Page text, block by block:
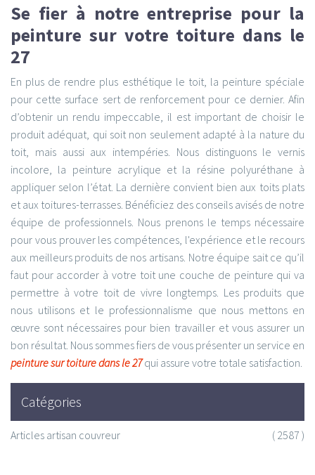
Se fier à notre entreprise pour la
peinture sur votre toiture dans le
27
En plus de rendre plus esthétique le toit, la peinture spéciale
pour cette surface sert de renforcement pour ce dernier. Afin
d’obtenir un rendu impeccable, il est important de choisir le
produit adéquat, qui soit non seulement adapté à la nature du
toit, mais aussi aux intempéries. Nous distinguons le vernis
incolore, la peinture acrylique et la résine polyuréthane à
appliquer selon l’état. La dernière convient bien aux toits plats
et aux toitures-terrasses. Bénéficiez des conseils avisés de notre
équipe de professionnels. Nous prenons le temps nécessaire
pour vous prouver les compétences, l'expérience et le recours
aux meilleurs produits de nos artisans. Notre équipe sait ce qu’il
faut pour accorder à votre toit une couche de peinture qui va
permettre à votre toit de vivre longtemps. Les produits que
nous utilisons et le professionnalisme que nous mettons en
œuvre sont nécessaires pour bien travailler et vous assurer un
bon résultat. Nous sommes fiers de vous présenter un service en
peinture sur toiture dans le 27qui assure votre totale satisfaction.
Catégories
Articles artisan couvreur ( 2587 )